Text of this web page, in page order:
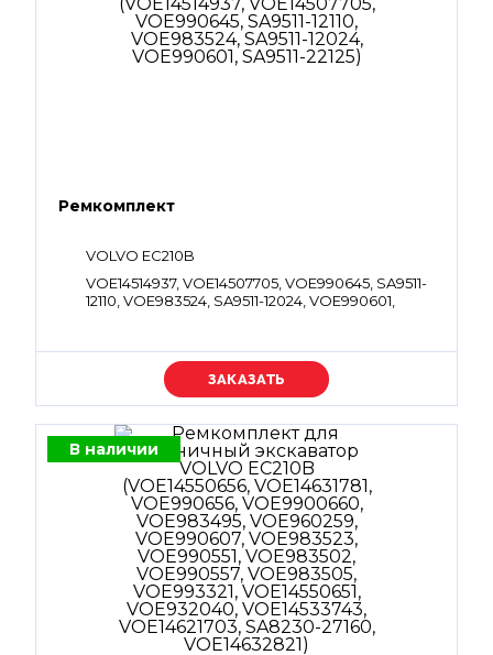
Ремкомплект
VOLVO EC210B
VOE14514937, VOE14507705, VOE990645, SA9511-
12110, VOE983524, SA9511-12024, VOE990601,
Уточняйте цену
В наличии